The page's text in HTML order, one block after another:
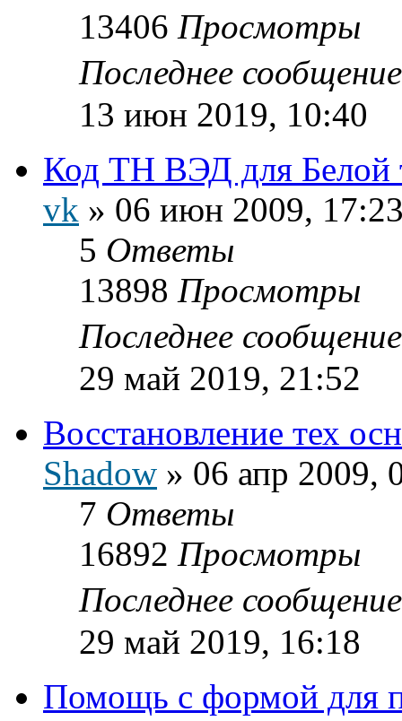
13406 Просмотры
Последнее
13 июн 2019, 10:40
Код ТН ВЭД для Белой
vk » 06 июн 2009,
5 Ответы
13898 Просмотры
Последнее
29 май 2019, 21:52
Восстановление тех
Shadow » 06 апр 2009,
7 Ответы
16892 Просмотры
Последнее
29 май 2019, 16:18
Помощь с формой для